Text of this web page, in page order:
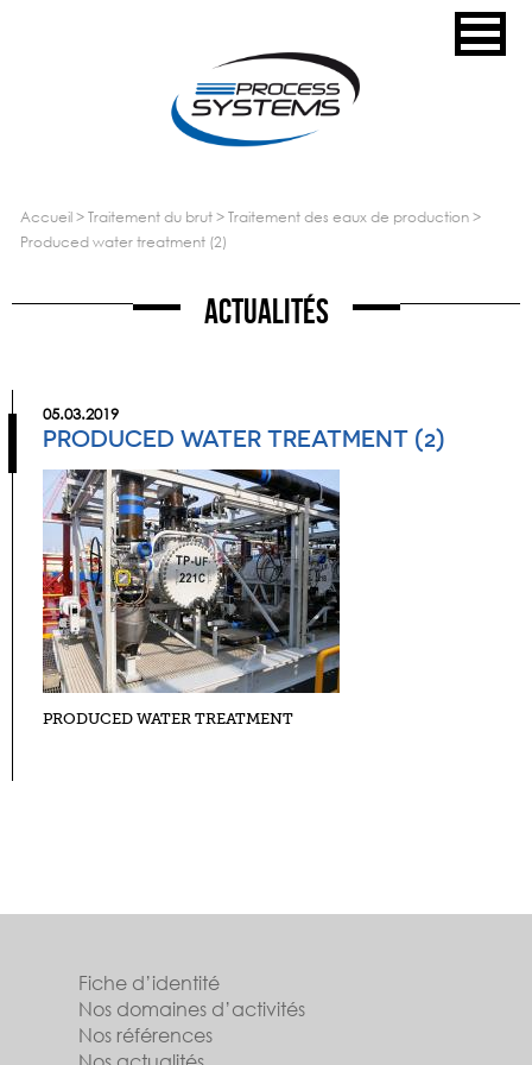
accueil> traitement du brut> traitement des eaux de production>
produced water treatment (2)
Actualités
05.03.2019
PRODUCED WATER TREATMENT (2)
PRODUCED WATER TREATMENT
Fiche d’identité
Nos domaines d’activités
Nos références